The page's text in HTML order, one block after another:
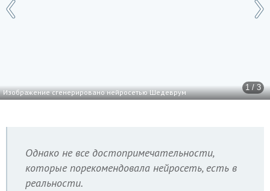
1 / 3
Изображение сгенерировано нейросетью Шедеврум
Однако не все достопримечательности,
которые порекомендовала нейросеть, есть в
реальности.